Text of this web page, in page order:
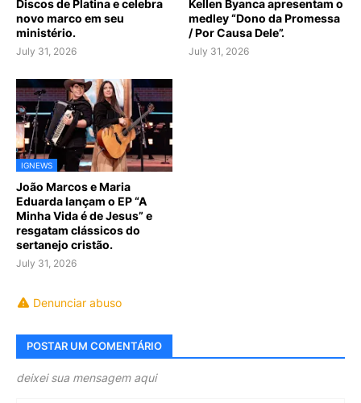
Discos de Platina e celebra
novo marco em seu
ministério.
July 31, 2026
Kellen Byanca apresentam o
medley “Dono da Promessa
/ Por Causa Dele”.
July 31, 2026
IGNEWS
João Marcos e Maria
Eduarda lançam o EP “A
Minha Vida é de Jesus” e
resgatam clássicos do
sertanejo cristão.
July 31, 2026
Denunciar abuso
POSTAR UM COMENTÁRIO
deixei sua mensagem aqui